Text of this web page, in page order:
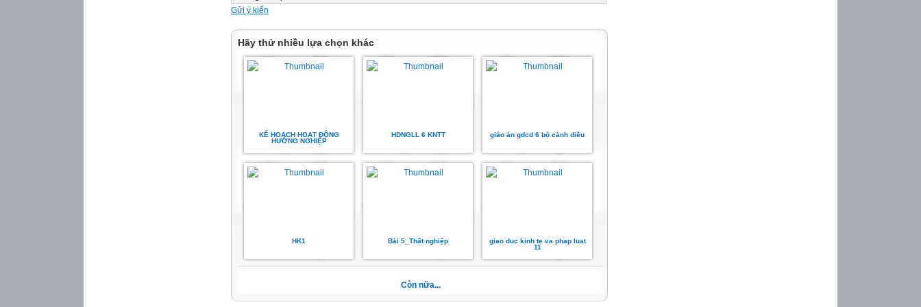
Gửi ý kiến
Hãy thử nhiều lựa chọn khác
KẾ HOẠCH HOẠT ĐỘNG
HƯỚNG NGHIỆP
HDNGLL 6 KNTT giáo án gdcd 6 bộ cánh diều
HK1 Bài 5_Thất nghiệp
giao duc kinh te va phap luat
11
Còn nữa...